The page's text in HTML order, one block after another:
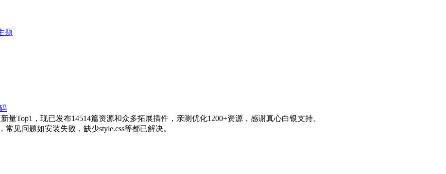
题
量Top1，现已发布14514篇资源和众多拓展插件，亲测优化1200+资源，感谢真心白银支持。
见问题如安装失败，缺少style.css等都已解决。